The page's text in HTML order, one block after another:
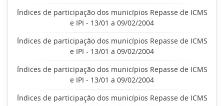
Índices de participação dos municípios Repasse de ICMS
e IPI - 13/01 a 09/02/2004
Índices de participação dos municípios Repasse de ICMS
e IPI - 13/01 a 09/02/2004
Índices de participação dos municípios Repasse de ICMS
e IPI - 13/01 a 09/02/2004
Índices de participação dos municípios Repasse de ICMS